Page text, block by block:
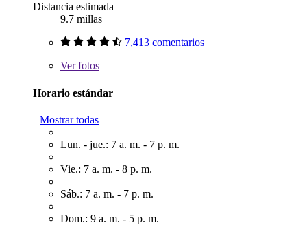
Distancia estimada
9.7 millas
7,413 comentarios
Verfotos
Horario estándar
Mostrar todas
Lun. - jue.: 7 a. m. - 7 p. m.
Vie.: 7 a. m. - 8 p. m.
Sáb.: 7 a. m. - 7 p. m.
Dom.: 9 a. m. - 5 p. m.